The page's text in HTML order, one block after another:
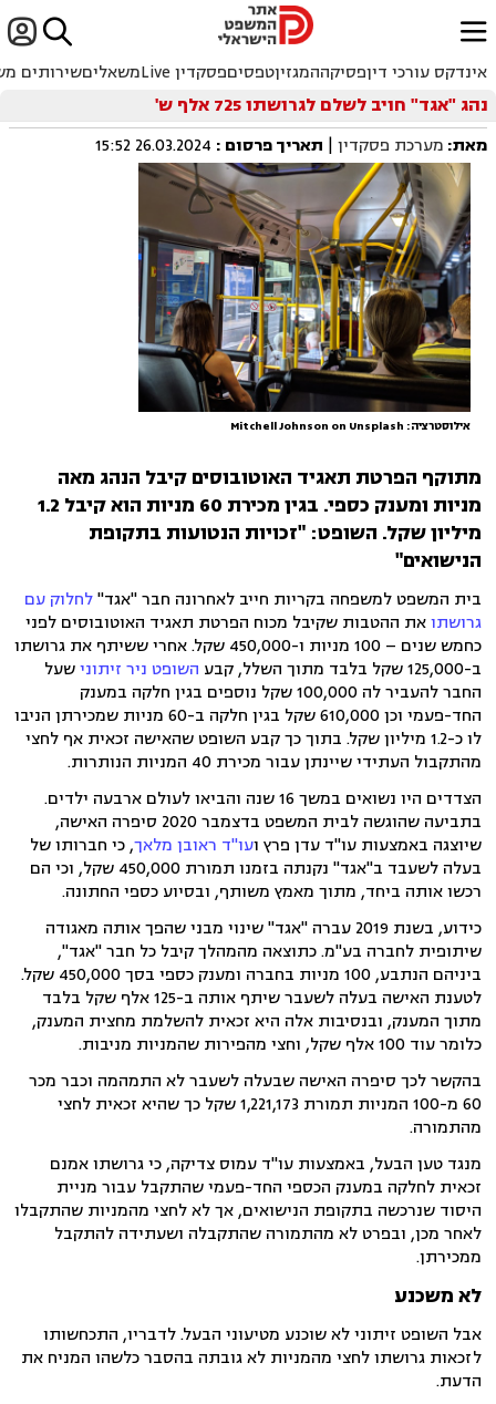

ﱐ
אינדקס עורכי דיןפסיקההמגזיןטפסיםפסקדין Live משאליםשירותים
נהג "אגד" חויב לשלם לגרושתו 725 אלף ש'
מאת: מערכת פסקדין | תאריך פרסום :
26.03.2024 15:52
אילוסטרציה: Mitchell Johnson on Unsplash
מתוקף הפרטת תאגיד האוטובוסים קיבל הנהג מאה
מניות ומענק כספי. בגין מכירת 60 מניות הוא קיבל 1.2
מיליון שקל. השופט: "זכויות הנטועות בתקופת
הנישואים"
בית המשפט למשפחה בקריות חייב לאחרונה חבר "אגד"לחלוק עם
גרושתואת ההטבות שקיבל מכוח הפרטת תאגיד האוטובוסים לפני
כחמש שנים – 100 מניות ו-450,000 שקל. אחרי ששיתף את גרושתו
ב-125,000 שקל בלבד מתוך השלל, קבע
השופט ניר זיתונישעל
החבר להעביר לה 100,000 שקל נוספים בגין חלקה במענק
החד-פעמי וכן 610,000 שקל בגין חלקה ב-60 מניות שמכירתן הניבו
לו כ-1.2 מיליון שקל. בתוך כך קבע השופט שהאישה זכאית אף לחצי
מהתקבול העתידי שיינתן עבור מכירת 40 המניות הנותרות.
הצדדים היו נשואים במשך 16 שנה והביאו לעולם ארבעה ילדים.
בתביעה שהוגשה לבית המשפט בדצמבר 2020 סיפרה האישה,
שיוצגה באמצעות עו"ד עדן פרץ ועו"ד ראובן מלאך, כי חברותו של
בעלה לשעבד ב"אגד" נקנתה בזמנו תמורת 450,000 שקל, וכי הם
רכשו אותה ביחד, מתוך מאמץ משותף, ובסיוע כספי החתונה.
כידוע, בשנת 2019 עברה "אגד" שינוי מבני שהפך אותה מאגודה
שיתופית לחברה בע"מ. כתוצאה מהמהלך קיבל כל חבר "אגד",
ביניהם הנתבע, 100 מניות בחברה ומענק כספי בסך 450,000 שקל.
לטענת האישה בעלה לשעבר שיתף אותה ב-125 אלף שקל בלבד
מתוך המענק, ובנסיבות אלה היא זכאית להשלמת מחצית המענק,
כלומר עוד 100 אלף שקל, וחצי מהפירות שהמניות מניבות.
בהקשר לכך סיפרה האישה שבעלה לשעבר לא התמהמה וכבר מכר
60 מ-100 המניות תמורת 1,221,173 שקל כך שהיא זכאית לחצי
מהתמורה.
מנגד טען הבעל, באמצעות עו"ד עמוס צדיקה, כי גרושתו אמנם
זכאית לחלקה במענק הכספי החד-פעמי שהתקבל עבור מניית
היסוד שנרכשה בתקופת הנישואים, אך לא לחצי מהמניות שהתקבלו
לאחר מכן, ובפרט לא מהתמורה שהתקבלה ושעתידה להתקבל
ממכירתן.
לא משכנע
אבל השופט זיתוני לא שוכנע מטיעוני הבעל. לדבריו, התכחשותו
לזכאות גרושתו לחצי מהמניות לא גובתה בהסבר כלשהו המניח את
הדעת.